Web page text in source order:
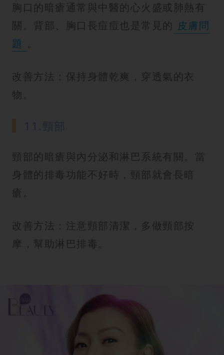
胸口的暗瘡通常與中醫的心火盛或肺熱有
關。背部、胸口長痘痘也是常見的 皮膚問
題
改善方法：保持身體乾爽，穿透氣的衣
物。
頸部的暗瘡與內分泌和淋巴系統有關。當
身體的排毒功能不好時，頸部就會長暗
瘡。
改善方法：注意頸部清潔，多做頸部按
摩，幫助淋巴排毒。